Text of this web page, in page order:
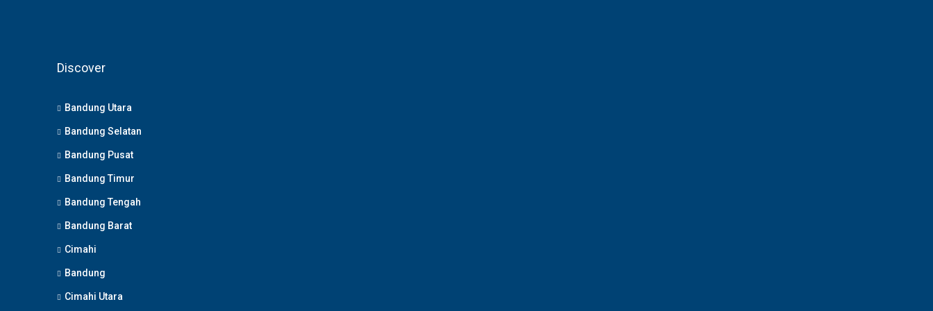
Discover
Bandung Utara
Bandung Selatan
Bandung Pusat
Bandung Timur
Bandung Tengah
Bandung Barat
Cimahi
Bandung
Cimahi Utara